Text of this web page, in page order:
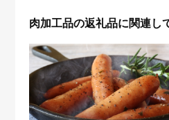
肉加工品の返礼品に関連し